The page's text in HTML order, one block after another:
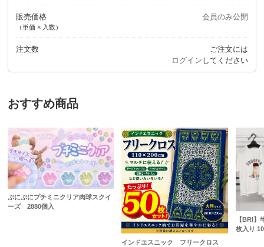
販売価格
（単価 × 入数）
会員のみ公開
注文数
ご注文には
ログイン してください
おすすめ商品
ぷにぷにプチミニクリア肉球スクイ
ーズ 2880個入
インドエスニック フリークロス
【BRI
枚入り